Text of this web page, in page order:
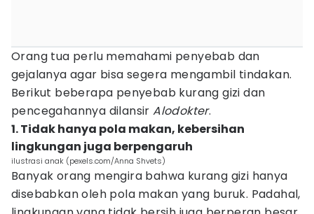
Orang tua perlu memahami penyebab dan
gejalanya agar bisa segera mengambil tindakan.
Berikut beberapa penyebab kurang gizi dan
pencegahannya dilansirAlodokter.
1. Tidak hanya pola makan, kebersihan
lingkungan juga berpengaruh
ilustrasi anak (pexels.com/Anna Shvets)
Banyak orang mengira bahwa kurang gizi hanya
disebabkan oleh pola makan yang buruk. Padahal,